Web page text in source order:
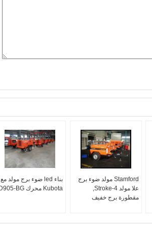
بناء led ضوء برج مولد مع
Kubota محرك D905-BG
Stamford مولد ضوء برج
علا مولد 4-Stroke,
مقطورة برج خفيف